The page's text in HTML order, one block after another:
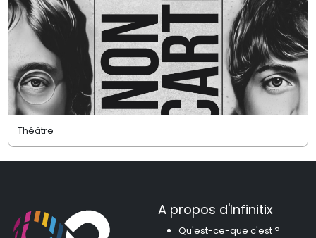
Théâtre
A propos d'Infinitix
Qu'est-ce-que c'est ?